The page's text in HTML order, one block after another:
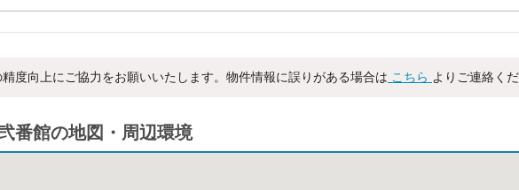
度向上にご協力をお願いいたします。物件情報に誤りがある場合は こちら よりご連絡く
番館の地図・周辺環境